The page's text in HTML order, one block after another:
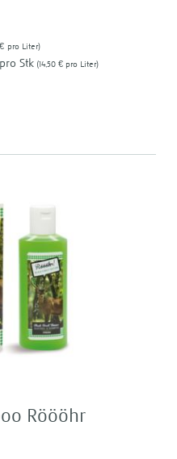
pro Liter
pro Stk 14,50 € pro Liter
Röööhr